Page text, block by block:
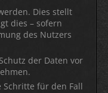
Dies stellt
dies – sofern
des Nutzers
der Daten vor
für den Fall